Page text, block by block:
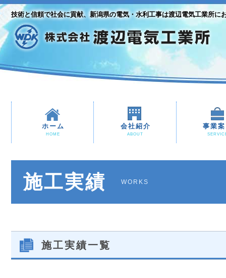
技術と信頼で社会に貢献、新潟県の電気・水利工事は渡辺電気工業所に
ホーム
HOME
会社紹介
ABOUT
事業
施工実績 WORKS
施工実績一覧